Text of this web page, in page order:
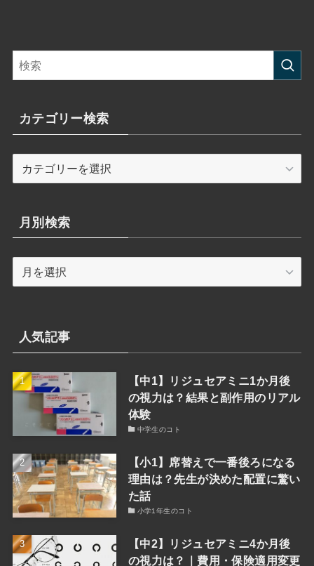
カテゴリー検索
テ
リ
ー
月別検索
別
人気記事
【中1】リジュセアミニ1か月後
の視力は？結果と副作用のリアル
体験
中学生のコト
【小1】席替えで一番後ろになる
理由は？先生が決めた配置に驚い
た話
小学1年生のコト
【中2】リジュセアミニ4か月後
の視力は？｜費用・保険適用変更